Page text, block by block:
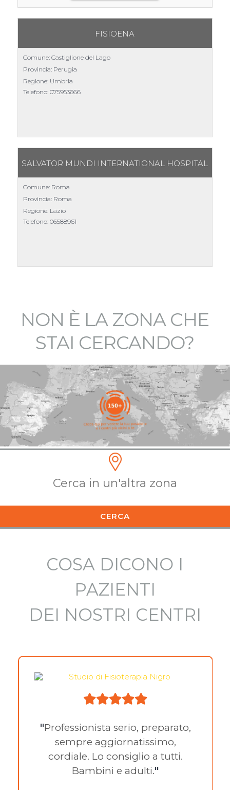
FISIOENA
Comune: Castiglione del Lago
Provincia: Perugia
Regione: Umbria
Telefono: 075953666
SALVATOR MUNDI INTERNATIONAL HOSPITAL
Comune: Roma
Provincia: Roma
Regione: Lazio
Telefono: 06588961
NON È LA ZONA CHE
STAI CERCANDO?
CERCA
COSA DICONO I
PAZIENTI
DEI NOSTRI CENTRI
"Professionista serio, preparato,
sempre aggiornatissimo,
cordiale. Lo consiglio a tutti.
Bambini e adulti."